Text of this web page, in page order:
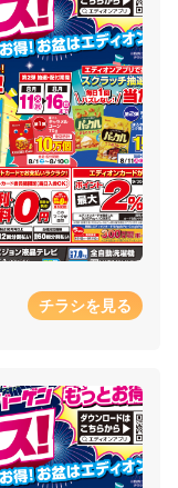
チラシを見る